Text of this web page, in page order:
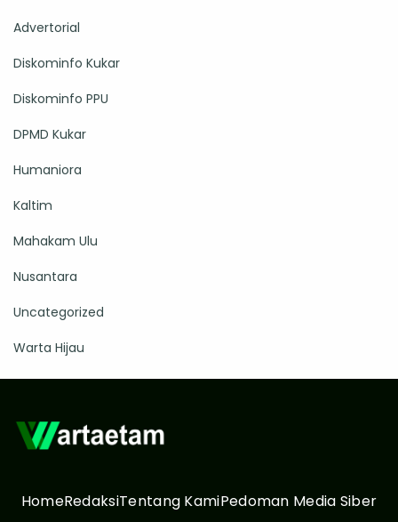
Advertorial
Diskominfo Kukar
Diskominfo PPU
DPMD Kukar
Humaniora
Kaltim
Mahakam Ulu
Nusantara
Uncategorized
Warta Hijau
HomeRedaksiTentang KamiPedoman Media Siber